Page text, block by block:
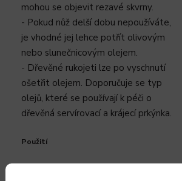
mohou se objevit rezavé skvrny.
- Pokud nůž delší dobu nepoužíváte,
je vhodné jej lehce potřít olivovým
nebo slunečnicovým olejem.
- Dřevěné rukojeti lze po vyschnutí
ošetřit olejem. Doporučuje se typ
olejů, které se používají k péči o
dřevěná servírovací a krájecí prkýnka.
Použití